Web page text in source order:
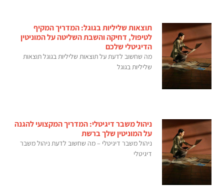
תוצאות שליליות בגוגל: המדריך המקיף
לטיפול, דחיקה והשבת השליטה על המוניטין
הדיגיטלי שלכם
מה שחשוב לדעת על תוצאות שליליות בגוגל תוצאות
שליליות בגוגל
ניהול משבר דיגיטלי: המדריך המקצועי להגנה
על המוניטין שלך ברשת
ניהול משבר דיגיטלי – מה שחשוב לדעת ניהול משבר
דיגיטלי